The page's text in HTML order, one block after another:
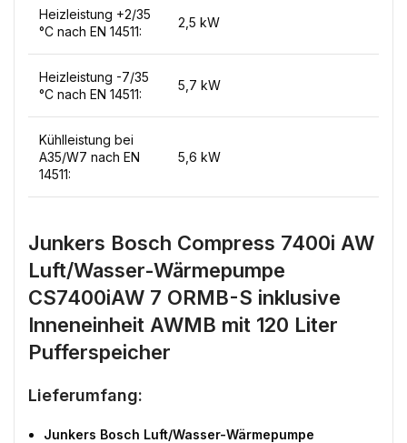
Heizleistung +2/35
°C nach EN 14511:
2,5 kW
Heizleistung -7/35
°C nach EN 14511:
5,7 kW
Kühlleistung bei
A35/W7 nach EN
14511:
5,6 kW
Junkers Bosch Compress 7400i AW
Luft/Wasser-Wärmepumpe
CS7400iAW 7 ORMB-S inklusive
Inneneinheit AWMB mit 120 Liter
Pufferspeicher
Lieferumfang:
Junkers Bosch Luft/Wasser-Wärmepumpe